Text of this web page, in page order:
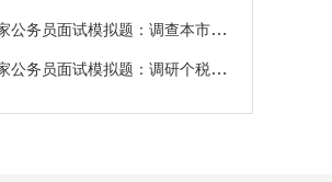
2020国家公务员面试模拟题：调查本市老百姓的日常出行
2020国家公务员面试模拟题：调研个税改革的效果